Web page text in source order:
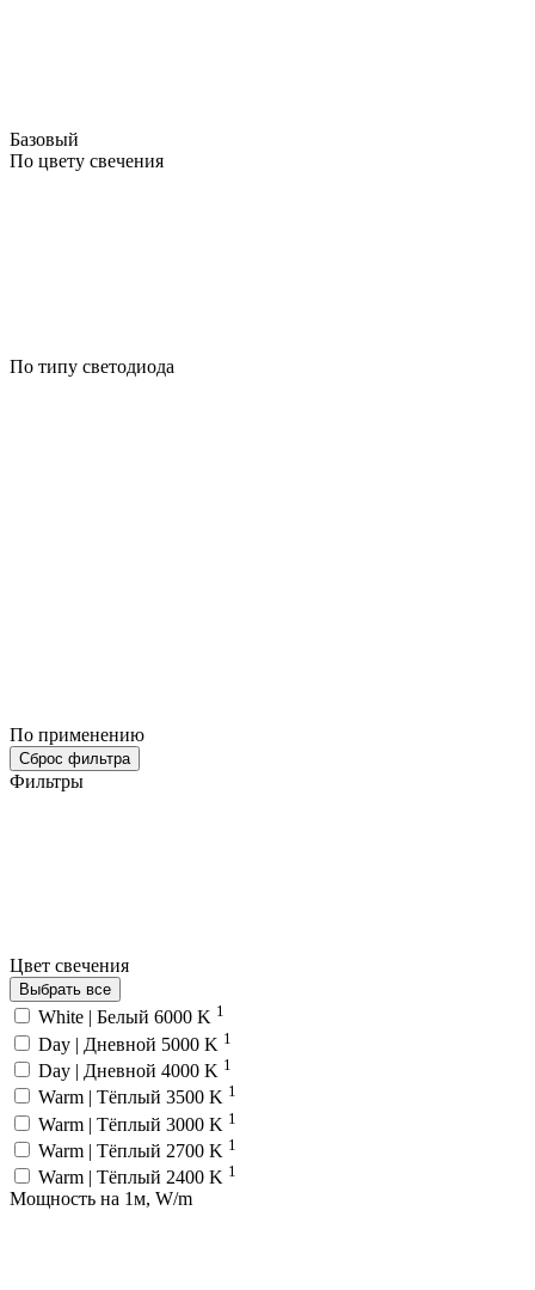
Базовый
По цвету свечения
По типу светодиода
По применению
Сброс фильтра
Фильтры
Цвет свечения
Выбрать все
White | Белый 6000 K 1
Day | Дневной 5000 K 1
Day | Дневной 4000 K 1
Warm | Тёплый 3500 K 1
Warm | Тёплый 3000 K 1
Warm | Тёплый 2700 K 1
Warm | Тёплый 2400 K 1
Мощность на 1м, W/m